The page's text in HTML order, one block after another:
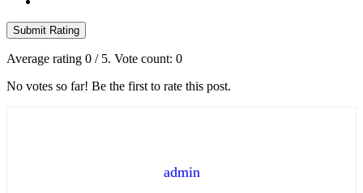
Submit Rating
Average rating 0 / 5. Vote count: 0
No votes so far! Be the first to rate this post.
admin